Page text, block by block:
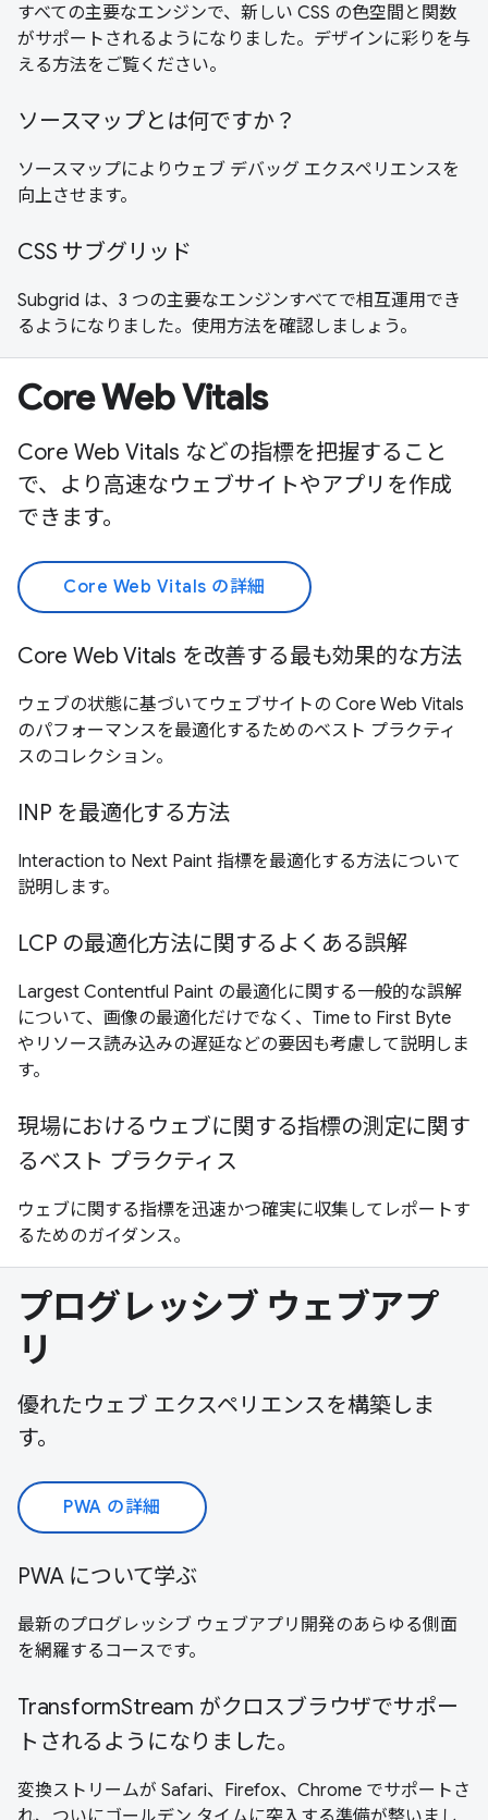
すべての主要なエンジンで、新しい CSS の色空間と関数
がサポートされるようになりました。デザインに彩りを与
える方法をご覧ください。
ソースマップとは何ですか？
ソースマップによりウェブ デバッグ エクスペリエンスを
向上させます。
CSS サブグリッド
Subgrid は、3 つの主要なエンジンすべてで相互運用でき
るようになりました。使用方法を確認しましょう。
Core Web Vitals
Core Web Vitals などの指標を把握すること
で、より高速なウェブサイトやアプリを作成
できます。
Core Web Vitals の詳細
Core Web Vitals を改善する最も効果的な方法
ウェブの状態に基づいてウェブサイトの Core Web Vitals
のパフォーマンスを最適化するためのベスト プラクティ
スのコレクション。
INP を最適化する方法
Interaction to Next Paint 指標を最適化する方法について
説明します。
LCP の最適化方法に関するよくある誤解
Largest Contentful Paint の最適化に関する一般的な誤解
について、画像の最適化だけでなく、Time to First Byte
やリソース読み込みの遅延などの要因も考慮して説明しま
す。
現場におけるウェブに関する指標の測定に関す
るベスト プラクティス
ウェブに関する指標を迅速かつ確実に収集してレポートす
るためのガイダンス。
プログレッシブ ウェブアプ
リ
優れたウェブ エクスペリエンスを構築しま
す。
PWA の詳細
PWA について学ぶ
最新のプログレッシブ ウェブアプリ開発のあらゆる側面
を網羅するコースです。
TransformStream がクロスブラウザでサポー
トされるようになりました。
変換ストリームが Safari、Firefox、Chrome でサポートさ